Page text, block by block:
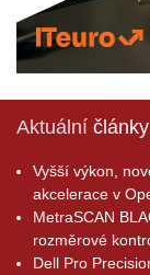
Aktuální články
Vyšší výkon,
akcelerace v
MetraSCAN
rozměrové
Dell Pro